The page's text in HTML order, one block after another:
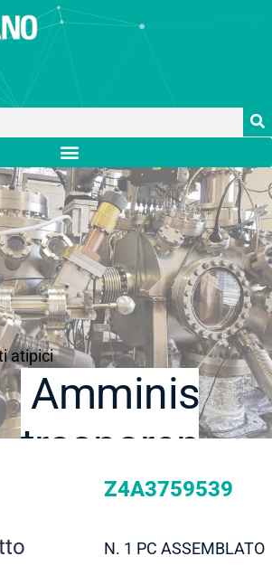
atipici
trasparente
dettaglio
gara
Z4A3759539
N. 1 PC ASSEMBLATO